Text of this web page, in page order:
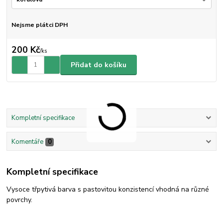
Nejsme plátci DPH
200 Kč/ks
Přidat do košíku
Kompletní specifikace
Komentáře 0
Kompletní specifikace
Vysoce třpytivá barva s pastovitou konzistencí vhodná na různé
povrchy.